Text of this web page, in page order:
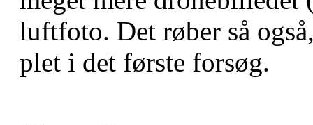
luftfoto. Det røber så
plet i det første forsøg.